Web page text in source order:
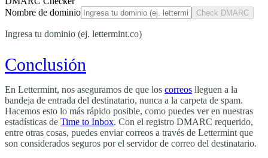
Nombre de dominio
Ingresa tu dominio (ej. lettermint.co)
Conclusión
En Lettermint, nos aseguramos de que los correos lleguen a la
bandeja de entrada del destinatario, nunca a la carpeta de spam.
Hacemos esto lo más rápido posible, como puedes ver en nuestras
estadísticas de Time to Inbox. Con el registro DMARC requerido,
entre otras cosas, puedes enviar correos a través de Lettermint que
son considerados seguros por el servidor de correo del destinatario.